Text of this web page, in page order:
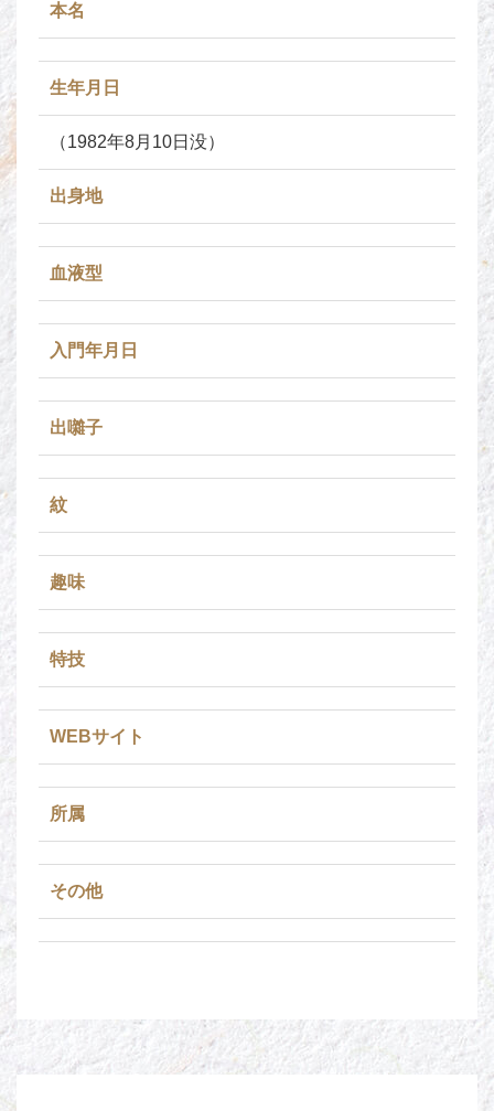
本名
生年月日
（1982年8月10日没）
出身地
血液型
入門年月日
出囃子
紋
趣味
特技
WEBサイト
所属
その他